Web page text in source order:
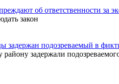
об ответственности за
закон
задержан подозреваемый в
задержали